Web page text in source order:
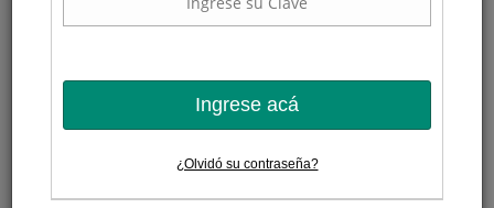
Arquitectura desde el territorio, la poesía y la
Transmisión online / miércoles 12 de agosto 2026 / 19:00 hrs.
COMPRAR AQUÍ
Ingrese acá
¿Olvidó su contraseña?